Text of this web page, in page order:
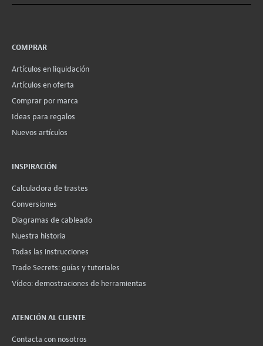
COMPRAR
Artículos en liquidación
Artículos en oferta
Comprar por marca
Ideas para regalos
Nuevos artículos
INSPIRACIÓN
Calculadora de trastes
Conversiones
Diagramas de cableado
Nuestra historia
Todas las instrucciones
Trade Secrets: guías y tutoriales
Vídeo: demostraciones de herramientas
ATENCIÓN AL CLIENTE
Contacta con nosotros